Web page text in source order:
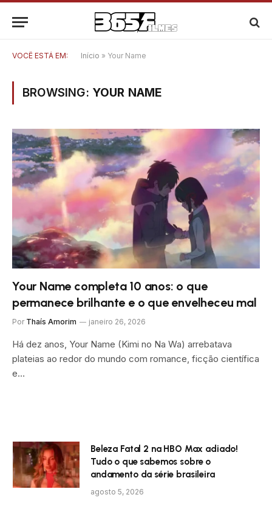
VOCÊ ESTÁ EM: Início » Your Name
BROWSING: YOUR NAME
Your Name completa 10 anos: o que
permanece brilhante e o que envelheceu mal
Por Thaís Amorim janeiro 26, 2026
Há dez anos, Your Name (Kimi no Na Wa) arrebatava
plateias ao redor do mundo com romance, ficção científica
e…
Beleza Fatal 2 na HBO Max adiado!
Tudo o que sabemos sobre o
andamento da série brasileira
agosto 5, 2026